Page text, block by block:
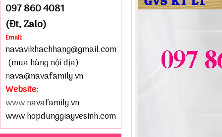
097 860 4081
(Đt, Zalo)
Email:
navavikhachhang@gmail.com
(mua hàng nội địa)
nava@navafamily.vn
Website:
www.navafamily.vn
www.hopdunggiayvesinh.com